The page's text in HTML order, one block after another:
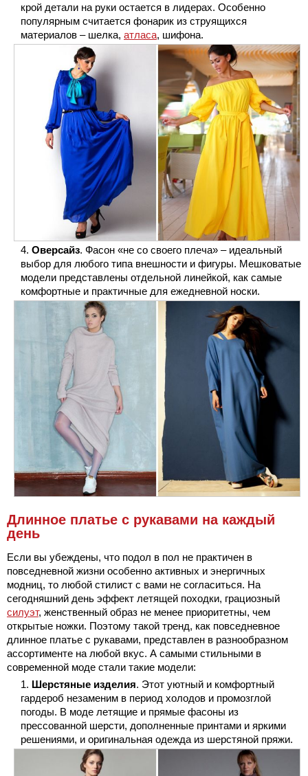
крой детали на руки остается в лидерах. Особенно
популярным считается фонарик из струящихся
материалов – шелка, атласа, шифона.
Оверсайз. Фасон «не со своего плеча» – идеальный
выбор для любого типа внешности и фигуры. Мешковатые
модели представлены отдельной линейкой, как самые
комфортные и практичные для ежедневной носки.
Длинное платье с рукавами на каждый
день
Если вы убеждены, что подол в пол не практичен в
повседневной жизни особенно активных и энергичных
модниц, то любой стилист с вами не согласиться. На
сегодняшний день эффект летящей походки, грациозный
силуэт, женственный образ не менее приоритетны, чем
открытые ножки. Поэтому такой тренд, как повседневное
длинное платье с рукавами, представлен в разнообразном
ассортименте на любой вкус. А самыми стильными в
современной моде стали такие модели:
Шерстяные изделия. Этот уютный и комфортный
гардероб незаменим в период холодов и промозглой
погоды. В моде летящие и прямые фасоны из
прессованной шерсти, дополненные принтами и яркими
решениями, и оригинальная одежда из шерстяной пряжи.